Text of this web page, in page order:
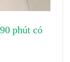
phút có